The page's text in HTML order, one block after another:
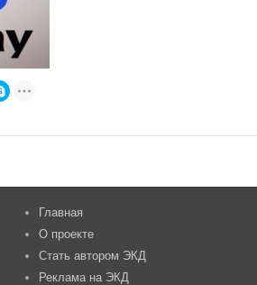
Главная
О проекте
Стать автором ЭКД
Реклама на ЭКД